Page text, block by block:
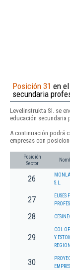
Posición 31 en
secundaria
Levelinstrukta Sl. se
educación secundaria
A continuación podrá
empresas con
Posición
Sector
26
S.L.
27
EUSES
28
29
COL
Y
REGION
30